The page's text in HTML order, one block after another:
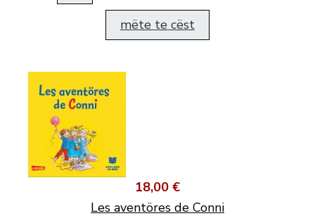
mëte te cëst
18,00 €
Les aventöres de Conni